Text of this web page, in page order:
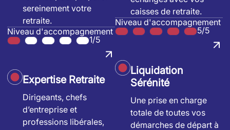
sereinement votre
retraite.
Niveau d'accompagnement
1/5
Expertise Retraite
Dirigeants, chefs
d’entreprise et
professions libérales,
caisses de retraite.
Niveau d'accompagnement
5/5
Liquidation
Sérénité
Une prise en charge
totale de toutes vos
démarches de départ à